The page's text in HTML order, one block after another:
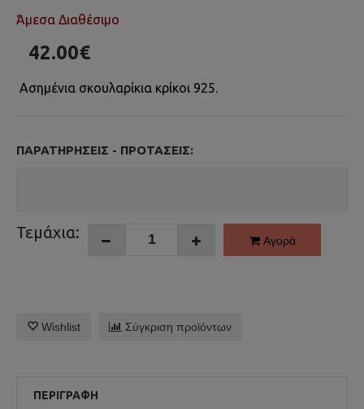
Άμεσα Διαθέσιμο
42.00€
Ασημένια σκουλαρίκια κρίκοι 925.
ΠΑΡΑΤΗΡΉΣΕΙΣ - ΠΡΟΤΆΣΕΙΣ:
Τεμάχια: Αγορά
Wishlist Σύγκριση προϊόντων
ΠΕΡΙΓΡΑΦΉ